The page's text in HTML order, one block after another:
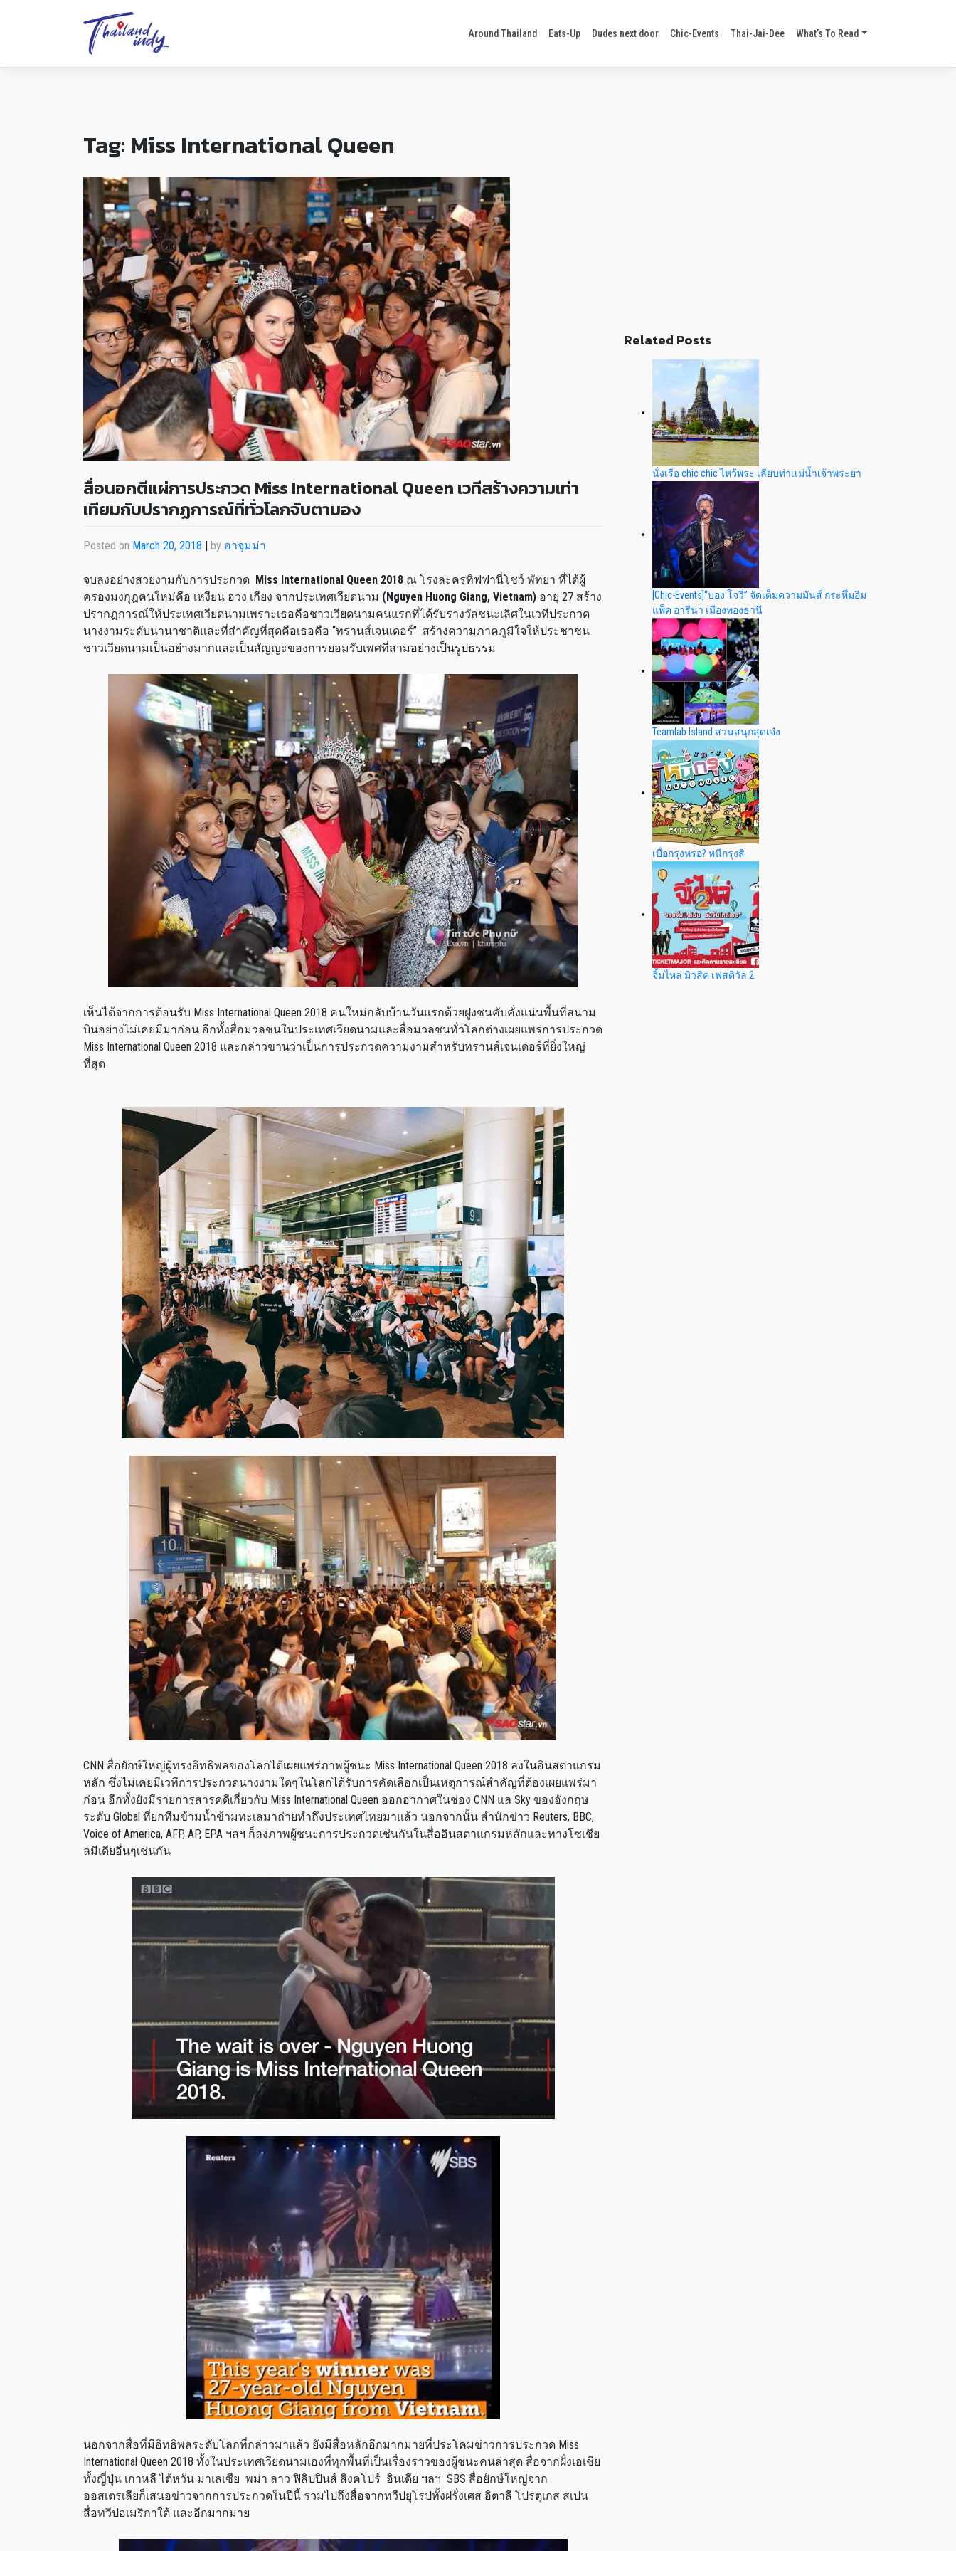
Around Thailand Eats-Up Dudes next door Chic-Events Thai-Jai-Dee What’s To Read
Tag: Miss International Queen
สื่อนอกตีแผ่การประกวด Miss International Queen เวทีสร้างความเท่า
เทียมกับปรากฏการณ์ที่ทั่วโลกจับตามอง
Posted on March 20, 2018 | by อาจุมม่า
จบลงอย่างสวยงามกับการประกวด Miss International Queen 2018 ณ โรงละครทิฟฟานี่โชว์ พัทยา ที่ได้ผู้
ครองมงกุฎคนใหม่คือ เหงียน ฮวง เกียง จากประเทศเวียดนาม (Nguyen Huong Giang, Vietnam) อายุ 27 สร้าง
ปรากฏการณ์ให้ประเทศเวียดนามเพราะเธอคือชาวเวียดนามคนแรกที่ได้รับรางวัลชนะเลิศในเวทีประกวด
นางงามระดับนานาชาติและที่สำคัญที่สุดคือเธอคือ “ทรานส์เจนเดอร์” สร้างความภาคภูมิใจให้ประชาชน
ชาวเวียดนามเป็นอย่างมากและเป็นสัญญะของการยอมรับเพศที่สามอย่างเป็นรูปธรรม
เห็นได้จากการต้อนรับ Miss International Queen 2018 คนใหม่กลับบ้านวันแรกด้วยฝูงชนคับคั่งแน่นพื้นที่สนาม
บินอย่างไม่เคยมีมาก่อน อีกทั้งสื่อมวลชนในประเทศเวียดนามและสื่อมวลชนทั่วโลกต่างเผยแพร่การประกวด
Miss International Queen 2018 และกล่าวขานว่าเป็นการประกวดความงามสำหรับทรานส์เจนเดอร์ที่ยิ่งใหญ่
ที่สุด
CNN สื่อยักษ์ใหญ่ผู้ทรงอิทธิพลของโลกได้เผยแพร่ภาพผู้ชนะ Miss International Queen 2018 ลงในอินสตาแกรม
หลัก ซึ่งไม่เคยมีเวทีการประกวดนางงามใดๆในโลกได้รับการคัดเลือกเป็นเหตุการณ์สำคัญที่ต้องเผยแพร่มา
ก่อน อีกทั้งยังมีรายการสารคดีเกี่ยวกับ Miss International Queen ออกอากาศในช่อง CNN แล Sky ของอังกฤษ
ระดับ Global ที่ยกทีมข้ามน้ำข้ามทะเลมาถ่ายทำถึงประเทศไทยมาแล้ว นอกจากนั้น สำนักข่าว Reuters, BBC,
Voice of America, AFP, AP, EPA ฯลฯ ก็ลงภาพผู้ชนะการประกวดเช่นกันในสื่ออินสตาแกรมหลักและทางโซเชีย
ลมีเดียอื่นๆเช่นกัน
นอกจากสื่อที่มีอิทธิพลระดับโลกที่กล่าวมาแล้ว ยังมีสื่อหลักอีกมากมายที่ประโคมข่าวการประกวด Miss
International Queen 2018 ทั้งในประเทศเวียดนามเองที่ทุกพื้นที่เป็นเรื่องราวของผู้ชนะคนล่าสุด สื่อจากฝั่งเอเชีย
ทั้งญี่ปุ่น เกาหลี ไต้หวัน มาเลเซีย พม่า ลาว ฟิลิปปินส์ สิงคโปร์ อินเดีย ฯลฯ SBS สื่อยักษ์ใหญ่จาก
ออสเตรเลียก็เสนอข่าวจากการประกวดในปีนี้ รวมไปถึงสื่อจากทวีปยุโรปทั้งฝรั่งเศส อิตาลี โปรตุเกส สเปน
สื่อทวีปอเมริกาใต้ และอีกมากมาย
Related Posts
นั่งเรือ chic chic ไหว้พระ เลียบท่าเเม่น้ำเจ้าพระยา
[Chic-Events]“บอง โจวี่” จัดเต็มความมันส์ กระหึ่มอิม
แพ็ค อารีน่า เมืองทองธานี
Teamlab Island สวนสนุกสุดเจ๋ง
เบื่อกรุงหรอ? หนีกรุงสิ
จิ้มไหล่ มิวสิค เฟสติวัล 2